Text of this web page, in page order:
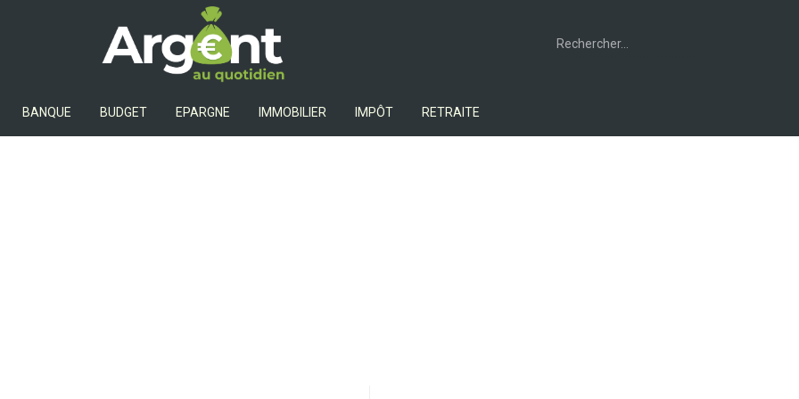
Argent Au Quotidien
Rechercher :
BANQUE BUDGET EPARGNE IMMOBILIER IMPÔT RETRAITE